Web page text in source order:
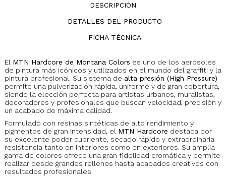
DESCRIPCIÓN
DETALLES DEL PRODUCTO
FICHA TÉCNICA
El MTN Hardcore de Montana Colors es uno de los aerosoles
de pintura más icónicos y utilizados en el mundo del graffiti y la
pintura profesional. Su sistema de alta presión (High Pressure)
permite una pulverización rápida, uniforme y de gran cobertura,
siendo la elección perfecta para artistas urbanos, muralistas,
decoradores y profesionales que buscan velocidad, precisión y
un acabado de máxima calidad.
Formulado con resinas sintéticas de alto rendimiento y
pigmentos de gran intensidad, el MTN Hardcore destaca por
su excelente poder cubriente, secado rápido y extraordinaria
resistencia tanto en interiores como en exteriores. Su amplia
gama de colores ofrece una gran fidelidad cromática y permite
realizar desde grandes rellenos hasta acabados creativos con
resultados profesionales.